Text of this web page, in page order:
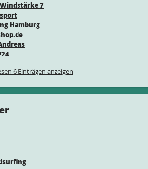
7
Hamburg
6 Einträgen anzeigen